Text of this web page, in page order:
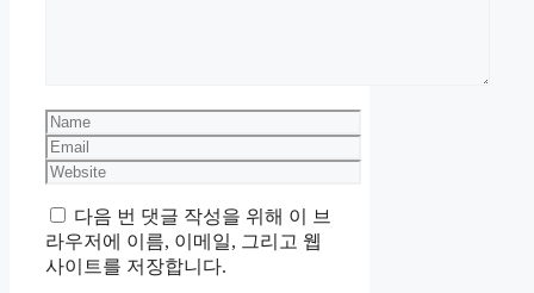
Name
Email
Website
다음 번 댓글 작성을 위해 이 브
라우저에 이름, 이메일, 그리고 웹
사이트를 저장합니다.